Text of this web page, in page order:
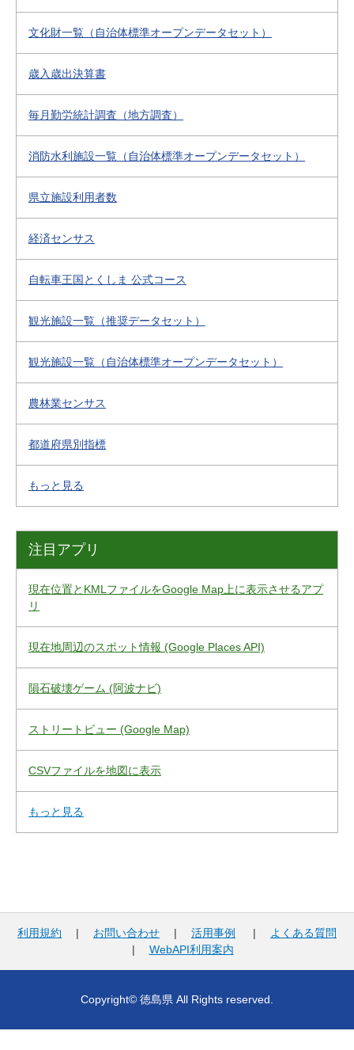
文化財一覧（自治体標準オープンデータセット）
歳入歳出決算書
毎月勤労統計調査（地方調査）
消防水利施設一覧（自治体標準オープンデータセット）
県立施設利用者数
経済センサス
自転車王国とくしま 公式コース
観光施設一覧（推奨データセット）
観光施設一覧（自治体標準オープンデータセット）
農林業センサス
都道府県別指標
もっと見る
注目アプリ
現在位置とKMLファイルをGoogle Map上に表示させるアプ
リ
現在地周辺のスポット情報 (Google Places API)
隕石破壊ゲーム (阿波ナビ)
ストリートビュー (Google Map)
CSVファイルを地図に表示
もっと見る
利用規約 | お問い合わせ | 活用事例 |
よくある質問
| WebAPI利用案内
Copyright© 徳島県 All Rights reserved.